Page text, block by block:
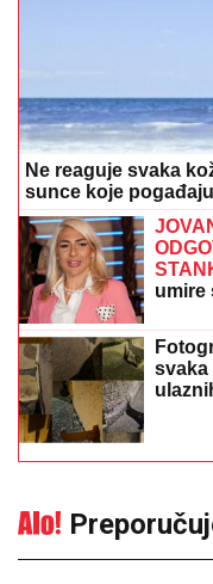
Ne reaguje svaka
sunce koje
umire
svaka